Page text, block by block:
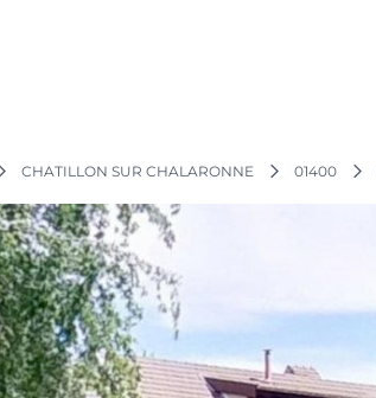
CHATILLON SUR CHALARONNE 01400